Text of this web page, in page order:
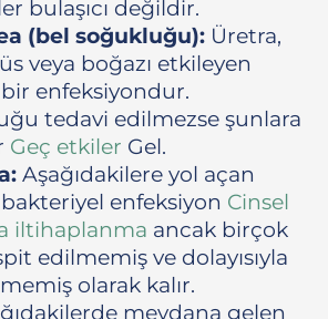
bulaşıcı değildir.
(bel soğukluğu): Üretra,
veya boğazı etkileyen
enfeksiyondur.
tedavi edilmezse şunlara
Geç etkiler Gel.
Aşağıdakilere yol açan
enfeksiyon Cinsel
iltihaplanma ancak birçok
edilmemiş ve dolayısıyla
olarak kalır.
meydana gelen